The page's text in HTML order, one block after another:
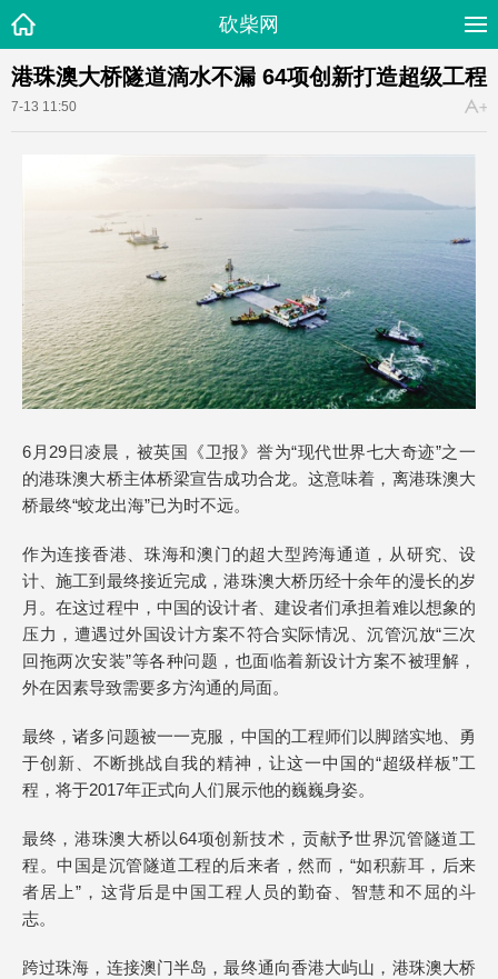
砍柴网
港珠澳大桥隧道滴水不漏 64项创新打造超级工程
7-13 11:50
6月29日凌晨，被英国《卫报》誉为“现代世界七大奇迹”之一
的港珠澳大桥主体桥梁宣告成功合龙。这意味着，离港珠澳大
桥最终“蛟龙出海”已为时不远。
作为连接香港、珠海和澳门的超大型跨海通道，从研究、设
计、施工到最终接近完成，港珠澳大桥历经十余年的漫长的岁
月。在这过程中，中国的设计者、建设者们承担着难以想象的
压力，遭遇过外国设计方案不符合实际情况、沉管沉放“三次
回拖两次安装”等各种问题，也面临着新设计方案不被理解，
外在因素导致需要多方沟通的局面。
最终，诸多问题被一一克服，中国的工程师们以脚踏实地、勇
于创新、不断挑战自我的精神，让这一中国的“超级样板”工
程，将于2017年正式向人们展示他的巍巍身姿。
最终，港珠澳大桥以64项创新技术，贡献予世界沉管隧道工
程。中国是沉管隧道工程的后来者，然而，“如积薪耳，后来
者居上”，这背后是中国工程人员的勤奋、智慧和不屈的斗
志。
跨过珠海，连接澳门半岛，最终通向香港大屿山，港珠澳大桥